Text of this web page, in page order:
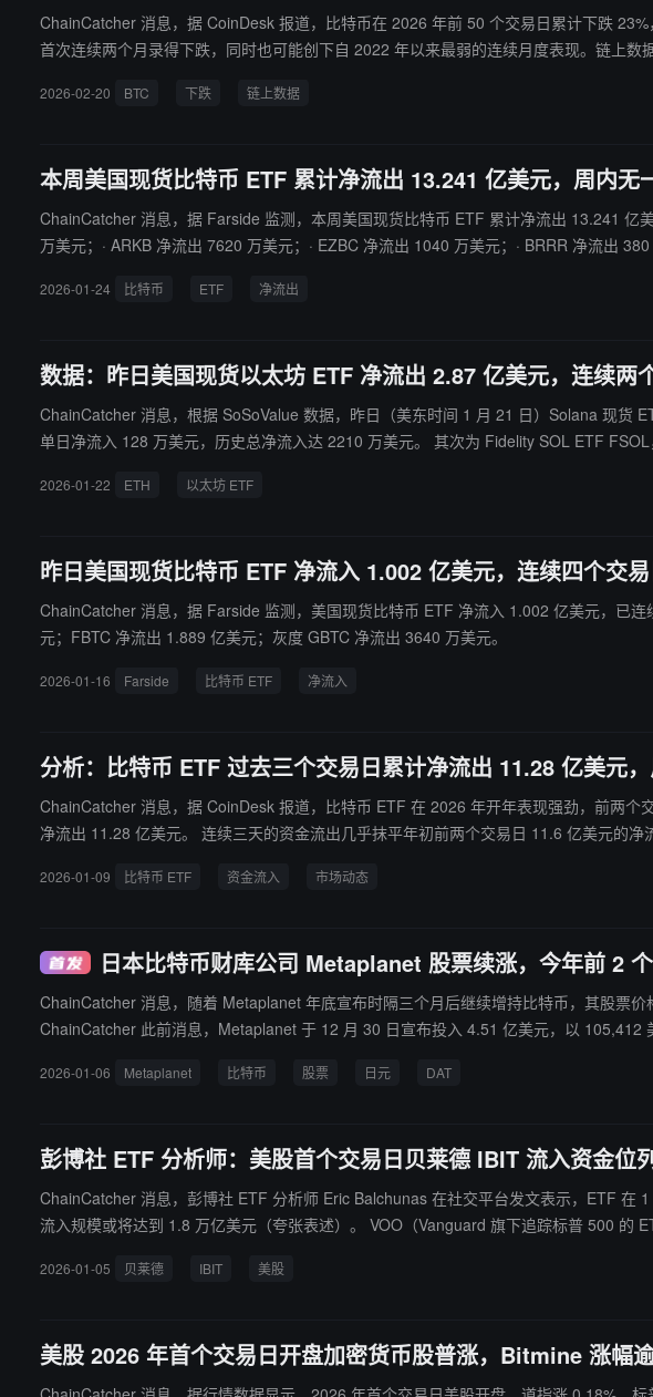
ChainCatcher 消息，据 CoinDesk 报道，比特币在 2026 年前 50 个交易日累计下跌
首次连续两个月录得下跌，同时也可能创下自 2022 年以来最弱的连续月度表现。链上
2026-02-20 BTC 下跌 链上数据
本周美国现货比特币 ETF 累计净流出 13.241 亿美元，周内无
ChainCatcher 消息，据 Farside 监测，本周美国现货比特币 ETF 累计净流出 13.241 亿
万美元；· ARKB 净流出 7620 万美元；· EZBC 净流出 1040 万美元；· BRRR 净流出
2026-01-24 比特币 ETF 净流出
数据：昨日美国现货以太坊 ETF 净流出 2.87 亿美元，连续两
ChainCatcher 消息，根据 SoSoValue 数据，昨日（美东时间 1 月 21 日）Solana 现货 ETF 总净流入 292 万美元。 昨日（美东时间 1 月 21 日）净流入最多
单日净流入 128 万美元，历史总净流入达 2210 万美元。 其次为 Fidelity SOL ETF FSOL，单日净流入 115 万美元，历史总净流入达 1.46 亿美元。 截至发稿前，Solana 现货 ETF 总资产净值为 11.0 亿美
2026-01-22 ETH 以太坊 ETF
昨日美国现货比特币 ETF 净流入 1.002 亿美元，连续四个交
ChainCatcher 消息，据 Farside 监测，美国现货比特币 ETF 净流入 1.002 亿美元，已
元；FBTC 净流出 1.889 亿美元；灰度 GBTC 净流出 3640 万美元。
2026-01-16 Farside 比特币 ETF 净流入
分析：比特币 ETF 过去三个交易日累计净流出 11.28 亿美元
ChainCatcher 消息，据 CoinDesk 报道，比特币 ETF 在 2026 年开年表现强劲，前两
净流出 11.28 亿美元。 连续三天的资金流出几乎抹平年初前两个交易日 11.6 亿美元的净流入。换言之，比特币 ETF 年初至今的资金流几乎持平，最初的乐观情绪已被资产负债表现实取代。 这一趋势显示机
2026-01-09 比特币 ETF 资金流入 市场动态
日本比特币财库公司 Metaplanet 股票续涨，今年前 2
ChainCatcher 消息，随着 Metaplanet 年底宣布时隔三个月后继续增持比特币，其股票
ChainCatcher 此前消息，Metaplanet 于 12 月 30 日宣布投入 4.51 亿美元，以 105,412 美元的价格增持 4,279 枚比特币，
2026-01-06 Metaplanet 比特币 股票 日元 DAT
彭博社 ETF 分析师：美股首个交易日贝莱德 IBIT 流入资金位
ChainCatcher 消息，彭博社 ETF 分析师 Eric Balchunas 在社交平台发文表示，ETF
流入规模或将达到 1.8 万亿美元（夸张表述）。 VOO（Vanguard 旗下追踪标普 500 的 ETF）如往常一样位居榜首。贝莱德旗下的 SGOV 也依旧在列，其推出的比特币现货 ETF IBI
2026-01-05 贝莱德 IBIT 美股
美股 2026 年首个交易日开盘加密货币股普涨，Bitmine 涨幅